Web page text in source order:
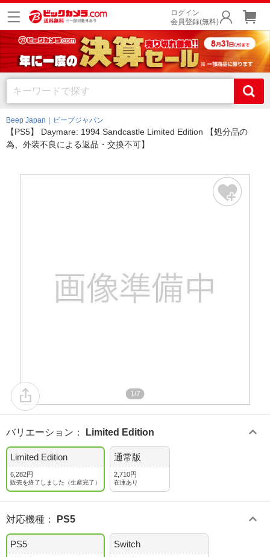
ログイン
会員登録(無料)
Beep Japan｜ビープジャパン
【PS5】 Daymare: 1994 Sandcastle Limited Edition 【処分品の
為、外装不良による返品・交換不可】
1/7
バリエーション ： Limited Edition
Limited Edition
6,282円
販売を終了しました（生産完了）
通常版
2,710円
在庫あり
対応機種 ： PS5
PS5 Switch